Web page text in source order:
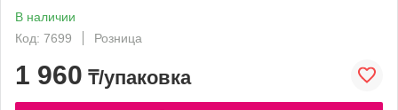
В наличии
Код: 7699
Розница
1 960 ₸/упаковка